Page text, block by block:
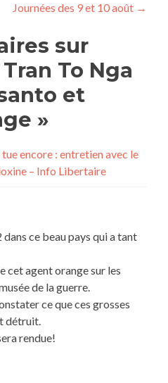
Journées des 9 et 10 août →
sur
To Nga
et
»
tue encore : entretien avec le
– Info Libertaire
dans ce beau pays qui a tant
cet agent orange sur les
de la guerre.
ce que ces grosses
détruit.
rendue!